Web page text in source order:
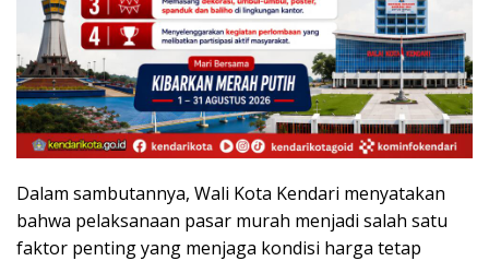
Dalam sambutannya, Wali Kota Kendari menyatakan
bahwa pelaksanaan pasar murah menjadi salah satu
faktor penting yang menjaga kondisi harga tetap